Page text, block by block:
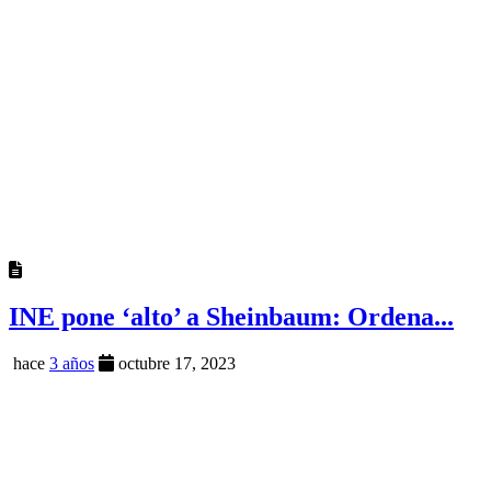
INE pone ‘alto’ a Sheinbaum: Ordena...
hace 3 años octubre 17, 2023